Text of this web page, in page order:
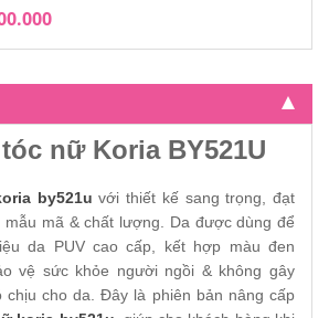
nữ Koria BY521U
by521u với thiết kế sang trọng, đạt
mẫu mã & chất lượng. Da được dùng để
da PUV cao cấp, kết hợp màu đen
vệ sức khỏe người ngồi & không gây
chịu cho da. Đây là phiên bản nâng cấp